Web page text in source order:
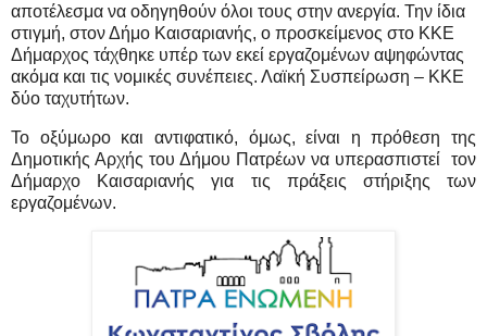
αποτέλεσμα να οδηγηθούν όλοι τους στην ανεργία. Την ίδια
στιγμή, στον Δήμο Καισαριανής, ο προσκείμενος στο ΚΚΕ
Δήμαρχος τάχθηκε υπέρ των εκεί εργαζομένων αψηφώντας
ακόμα και τις νομικές συνέπειες. Λαϊκή Συσπείρωση – ΚΚΕ
δύο ταχυτήτων.
Το οξύμωρο και αντιφατικό, όμως, είναι η πρόθεση της
Δημοτικής Αρχής του Δήμου Πατρέων να υπερασπιστεί
τον
Δήμαρχο Καισαριανής για τις πράξεις στήριξης των
εργαζομένων.